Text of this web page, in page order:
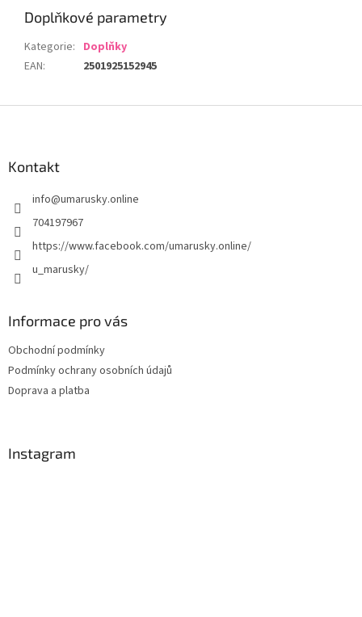
Doplňkové parametry
Kategorie: Doplňky
EAN: 2501925152945
Kontakt
info@umarusky.online
704197967
https://www.facebook.com/umarusky.online/
u_marusky/
Informace pro vás
Obchodní podmínky
Podmínky ochrany osobních údajů
Doprava a platba
Instagram